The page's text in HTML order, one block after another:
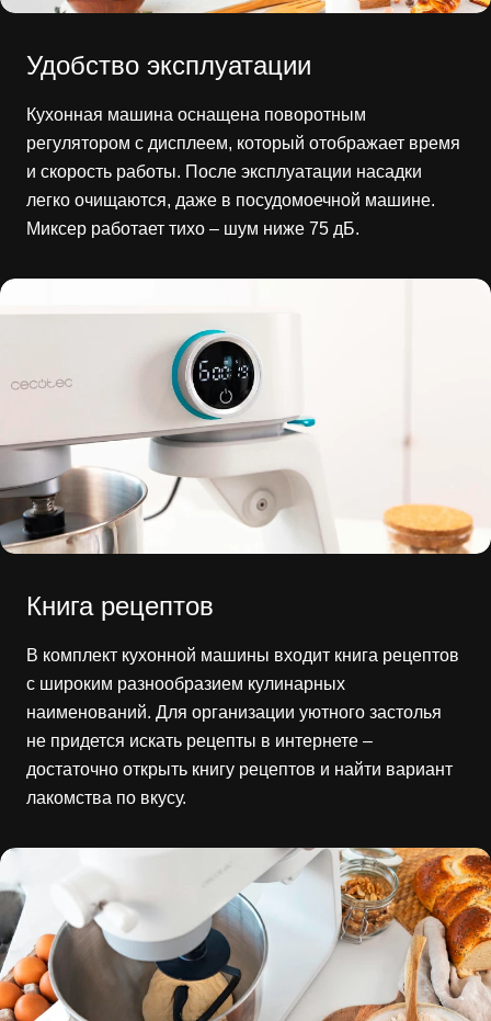
Удобство эксплуатации
Кухонная машина оснащена поворотным
регулятором с дисплеем, который отображает время
и скорость работы. После эксплуатации насадки
легко очищаются, даже в посудомоечной машине.
Миксер работает тихо – шум ниже 75 дБ.
Книга рецептов
В комплект кухонной машины входит книга рецептов
с широким разнообразием кулинарных
наименований. Для организации уютного застолья
не придется искать рецепты в интернете –
достаточно открыть книгу рецептов и найти вариант
лакомства по вкусу.